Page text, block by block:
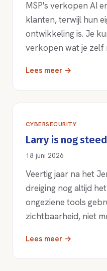
MSP's verkopen AI
klanten, terwijl hun
ontwikkeling is. Je
verkopen wat je zelf
Lees meer →
CYBERSECURITY
Larry is nog
18 juni 2026
Veertig jaar na het
dreiging nog altijd
ongeziene tools
zichtbaarheid, niet
Lees meer →